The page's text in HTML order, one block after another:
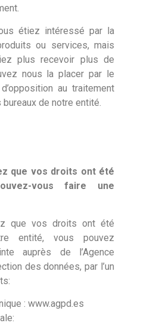
étiez intéressé par la
ou services, mais
plus recevoir plus de
nous la placer par le
au traitement
de notre entité.
que vos droits ont été
vous faire une
que vos droits ont été
entité, vous pouvez
auprès de l’Agence
des données, par l’un
: www.agpd.es